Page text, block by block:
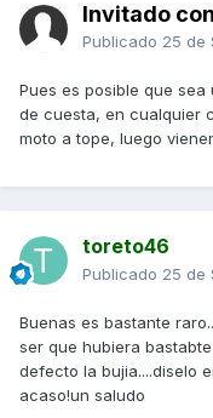
Invitado
Publicado 25 de
Pues es posible que
de cuesta, en cualquier
moto a tope, luego
toreto46
Publicado 25 de
Buenas es bastante
ser que hubiera
defecto la bujia....diselo
acaso!un saludo